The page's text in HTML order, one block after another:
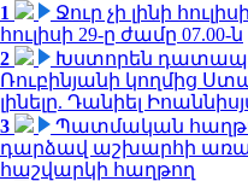
1
Ջուր չի լինի
հուլիսի 29-ը ժամը 07.00-ն
2
Խստորեն
Ռուբինյանի կողմից
լինելը. Դանիել
3
Պատմական
դարձավ աշխարհի
հաշվարկի հաղթող